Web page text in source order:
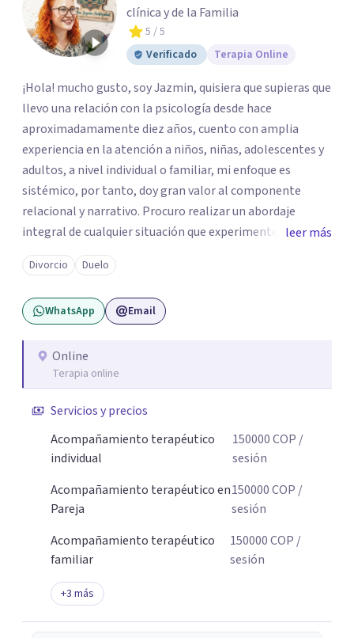
clínica y de la Familia
5 / 5
Verificado
Terapia Online
¡Hola! mucho gusto, soy Jazmin, quisiera que supieras que
llevo una relación con la psicología desde hace
aproximadamamente diez años, cuento con amplia
experiencia en la atención a niños, niñas, adolescentes y
adultos, a nivel individual o familiar, mi enfoque es
sistémico, por tanto, doy gran valor al componente
relacional y narrativo. Procuro realizar un abordaje
integral de cualquier situación que experimenten mis
consultantes y así lograr una comprensión que favorezca
procesos de aprendizaje significativo y potencializar así
la movilización de recursos en pro de la solución y el
bienestar.
leer más
Divorcio Duelo
WhatsApp Email
Online
Terapia online
Servicios y precios
Acompañamiento terapéutico
individual
150000COP /
sesión
Acompañamiento terapéutico en
Pareja
150000COP /
sesión
Acompañamiento terapéutico
familiar
150000COP /
sesión
+3 más